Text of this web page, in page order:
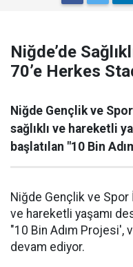
Niğde’de
70’e Herkes
Niğde Gençlik ve
sağlıklı ve hareketli
başlatılan "10 Bin
Niğde Gençlik ve Spor
ve hareketli yaşamı
"10 Bin Adım Projesi',
devam ediyor.